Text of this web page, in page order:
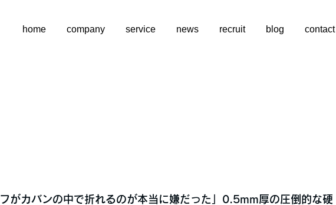
home company service news recruit blog contact
フがカバンの中で折れるのが本当に嫌だった」0.5mm厚の圧倒的な硬